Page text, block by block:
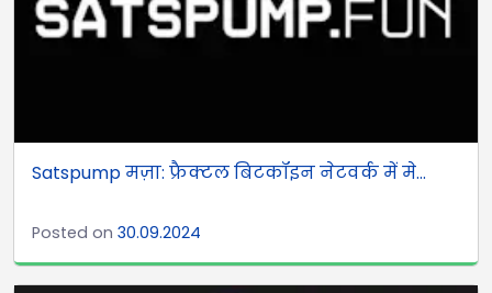
Satspump मज़ा: फ्रैक्टल बिटकॉइन नेटवर्क में मे...
Posted on 30.09.2024